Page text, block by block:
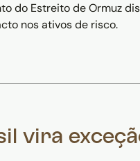
do Estreito de Ormuz
nos ativos de risco.
vira